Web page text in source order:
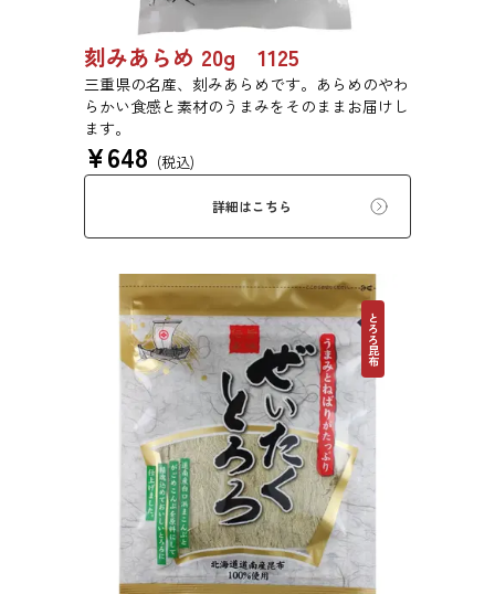
刻みあらめ 20g 1125
三重県の名産、刻みあらめです。あらめのやわ
らかい食感と素材のうまみをそのままお届けし
ます。
¥648 (税込)
詳細はこちら
とろろ昆布